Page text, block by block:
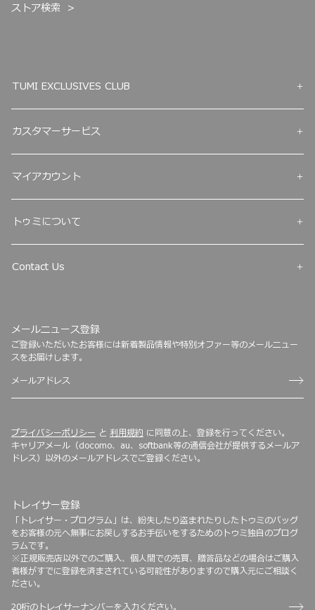
ストア検索
TUMI EXCLUSIVES CLUB
カスタマーサービス
マイアカウント
トゥミについて
Contact Us
メールニュース登録
ご登録いただいたお客様には新着製品情報や特別オファー等のメールニュー
スをお届けします。
プライバシーポリシー と 利用規約 に同意の上、登録を行ってください。
キャリアメール（docomo、au、softbank等の通信会社が提供するメールア
ドレス）以外のメールアドレスでご登録ください。
トレイサー登録
「トレイサー・プログラム」は、紛失したり盗まれたりしたトゥミのバッグ
をお客様の元へ無事にお戻しするお手伝いをするためのトゥミ独自のプログ
ラムです。
※正規販売店以外でのご購入、個人間での売買、贈答品などの場合はご購入
者様がすでに登録を済まされている可能性がありますので購入元にご相談く
ださい。